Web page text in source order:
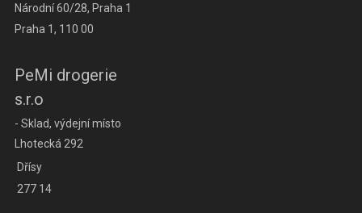
Národní 60/28, Praha 1
Praha 1, 110 00
PeMi drogerie
s.r.o
- Sklad, výdejní místo
Lhotecká 292
Dřísy
277 14